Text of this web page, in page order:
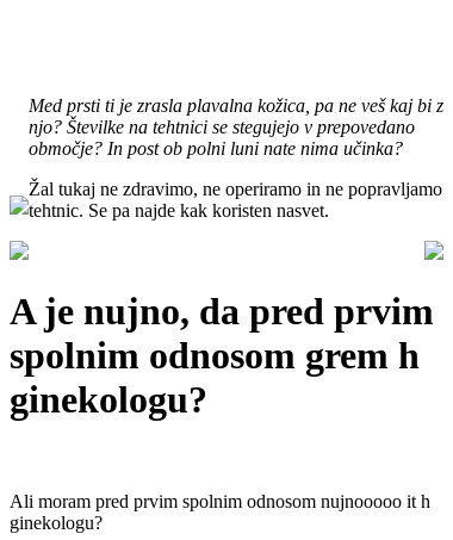
Med prsti ti je zrasla plavalna kožica, pa ne veš kaj bi z
njo? Številke na tehtnici se stegujejo v prepovedano
območje? In post ob polni luni nate nima učinka?
Žal tukaj ne zdravimo, ne operiramo in ne popravljamo
tehtnic. Se pa najde kak koristen nasvet.
A je nujno, da pred prvim
spolnim odnosom grem h
ginekologu?
Ali moram pred prvim spolnim odnosom nujnooooo it h
ginekologu?